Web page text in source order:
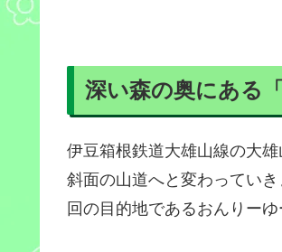
深い森の奥にある
伊豆箱根鉄道大雄山線の大
斜面の山道へと変わってい
回の目的地であるおんりーゆ